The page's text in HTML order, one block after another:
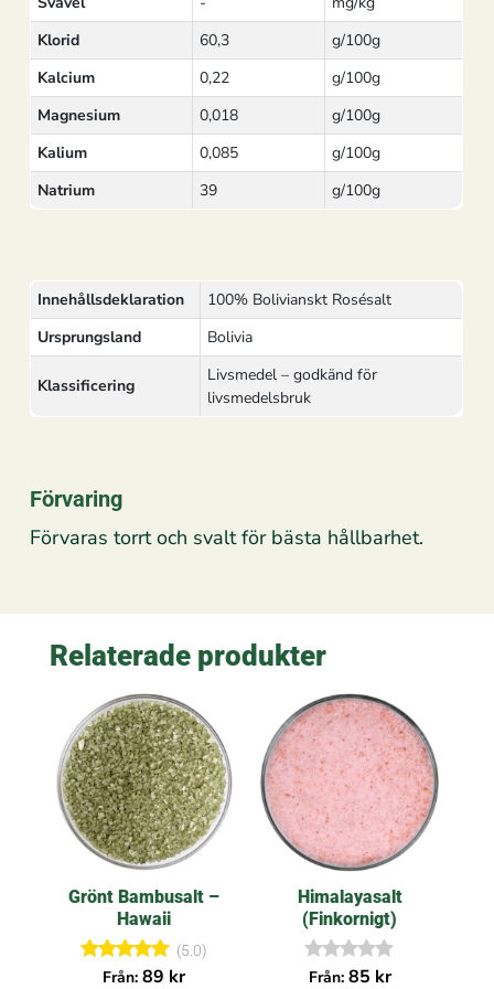
Klorid
60,3
g/100g
Kalcium
0,22
g/100g
Magnesium
0,018
g/100g
Kalium
0,085
g/100g
Natrium
39 g/100g
Innehållsdeklaration
100% Bolivianskt Rosésalt
Ursprungsland
Bolivia
Klassificering
Livsmedel – godkänd för
livsmedelsbruk
Förvaring
Förvaras torrt och svalt för bästa hållbarhet.
Relaterade produkter
Grönt Bambusalt –
Hawaii
Betygsatt
(5.0)
Från:89 kr
Himalayasalt
(Finkornigt)
IFrån: 85 kr